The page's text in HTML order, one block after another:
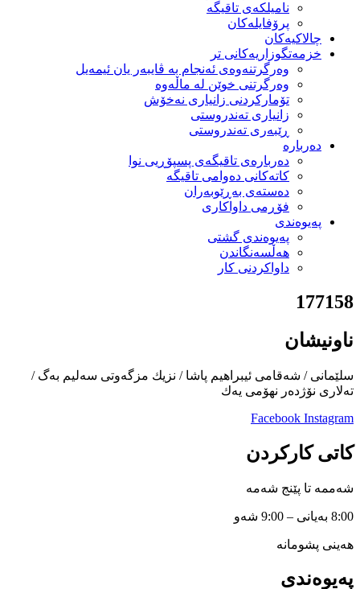
نامیلكەی تاقیگە
پرۆفایلەكان
چالاکیەکان
خزمەتگوزاریەكانی تر
وه‌رگرتنه‌وه‌ی ئه‌نجام به‌ ڤایبه‌ر یان ئیمه‌یل
وەرگرتنی خوێن لە ماڵەوە
تۆماركردنی زانیاری نەخۆش
زانیاری تەندروستی
ڕێبەری تەندروستی
دەربارە
دەربارەی تاقیگەی پسپۆڕیی نوا
كاتەكانی دەوامی تاقیگە
دەستەی بەڕێوبەران
فۆڕمی داواكاری
پەیوەندی
پەیوەندی گشتی
هەڵسەنگاندن
داواكردنی كار
177158
ناونیشان
سلێمانی / شەقامی ئیبراهیم پاشا / نزیك مزگەوتی سەلیم بەگ /
تەلاری نۆژدەر نهۆمی یەك
Facebook Instagram
کاتی کارکردن
شەممە تا پێنج شەمە
8:00 بەیانی – 9:00 شەو
هەینی پشومانە
پەیوەندی